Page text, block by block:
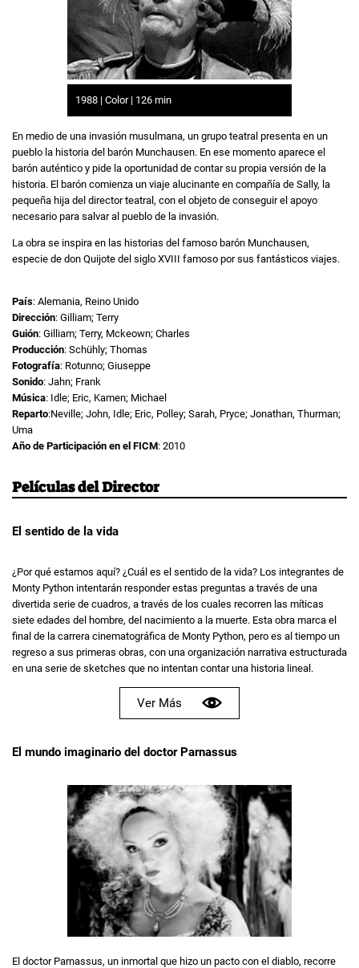
1988 | Color | 126 min
En medio de una invasión musulmana, un grupo teatral presenta en un
pueblo la historia del barón Munchausen. En ese momento aparece el
barón auténtico y pide la oportunidad de contar su propia versión de la
historia. El barón comienza un viaje alucinante en compañía de Sally, la
pequeña hija del director teatral, con el objeto de conseguir el apoyo
necesario para salvar al pueblo de la invasión.
La obra se inspira en las historias del famoso barón Munchausen,
especie de don Quijote del siglo XVIII famoso por sus fantásticos viajes.
País: Alemania, Reino Unido
Dirección: Gilliam; Terry
Guión: Gilliam; Terry, Mckeown; Charles
Producción: Schühly; Thomas
Fotografía: Rotunno; Giuseppe
Sonido: Jahn; Frank
Música: Idle; Eric, Kamen; Michael
Reparto:Neville; John, Idle; Eric, Polley; Sarah, Pryce; Jonathan, Thurman;
Uma
Año de Participación en el FICM: 2010
Películas del Director
El sentido de la vida
¿Por qué estamos aquí? ¿Cuál es el sentido de la vida? Los integrantes de
Monty Python intentarán responder estas preguntas a través de una
divertida serie de cuadros, a través de los cuales recorren las míticas
siete edades del hombre, del nacimiento a la muerte. Esta obra marca el
final de la carrera cinematográfica de Monty Python, pero es al tiempo un
regreso a sus primeras obras, con una organización narrativa estructurada
en una serie de sketches que no intentan contar una historia lineal.
Ver Más
El mundo imaginario del doctor Parnassus
El doctor Parnassus, un inmortal que hizo un pacto con el diablo, recorre